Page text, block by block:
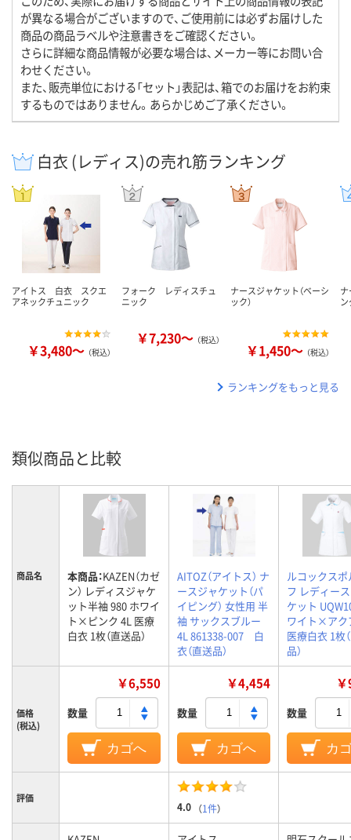
が異なる場合がございますので、ご使用前には必ずお届けした
商品の商品ラベルや注意書きをご確認ください。
さらに詳細な商品情報が必要な場合は、メーカー等にお問い合
わせください。
また、販売単位における「セット」表記は、箱でのお届けをお約束
するものではありません。あらかじめご了承ください。
白衣 (レディス)の売れ筋ランキング
アイトス 白衣 スクエ
アネックチュニック
￥3,480～ （税込）
フォーク レディスチュ
ニック
￥7,230～ （税込）
ナースジャケット（ベーシ
ック）
￥1,450～ （税込）
ナ
ン
ランキングをもっと見る
類似商品と比較
商品名 本商品：KAZEN（カゼ
ン） レディスジャケ
ット半袖 980 ホワイ
ト×ピンク 4L 医療
白衣 1枚（直送品）
AITOZ（アイトス） ナ
ースジャケット（パ
イピング） 女性用 半
袖 サックスブルー
4L 861338-007 白
衣（直送品）
ルコックス
フ レディー
ケット
ワイト×アク
医療白衣 1枚
品）
価格
(税込)
￥6,550
数量
カゴへ
￥4,454
数量
カゴへ
数量
カ
評価
4.0 （1件）